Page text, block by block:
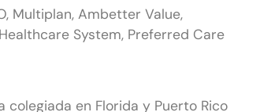
Multiplan, Ambetter Value,
System, Preferred Care
colegiada en Florida y Puerto Rico